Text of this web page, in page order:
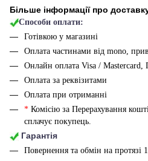
Більше інформації про
Способи оплати:
Готівкою у магазині
Оплата частинами від mono,
Онлайн оплата Visa / Mastercard,
Оплата за реквізитами
Оплата при отриманні
* Комісію за Перерахування
сплачує покупець.
Гарантія
Повернення та обмін на протязі